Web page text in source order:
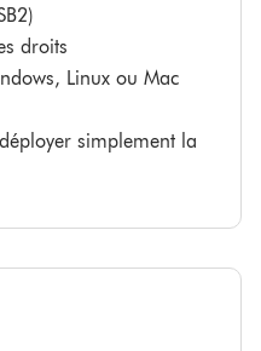
droits
Linux ou Mac
simplement la